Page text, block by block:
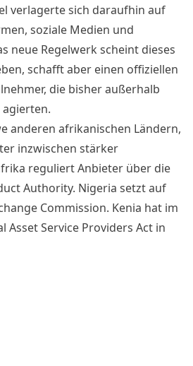
verlagerte sich daraufhin auf
soziale Medien und
neue Regelwerk scheint dieses
schafft aber einen offiziellen
die bisher außerhalb
anderen afrikanischen Ländern,
inzwischen stärker
reguliert Anbieter über die
Authority. Nigeria setzt auf
Commission. Kenia hat im
Asset Service Providers Act in